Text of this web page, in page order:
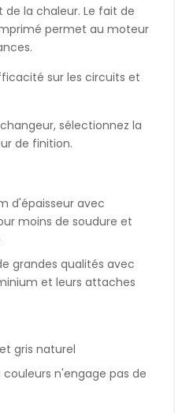
la chaleur. Le fait de
permet au moteur
sur les circuits et
sélectionnez la
de finition.
d'épaisseur avec
moins de soudure et
grandes qualités avec
et leurs attaches
gris naturel
n'engage pas de